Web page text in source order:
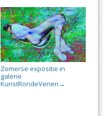
Zomerse expositie in
galerie
KunstRondeVenen →